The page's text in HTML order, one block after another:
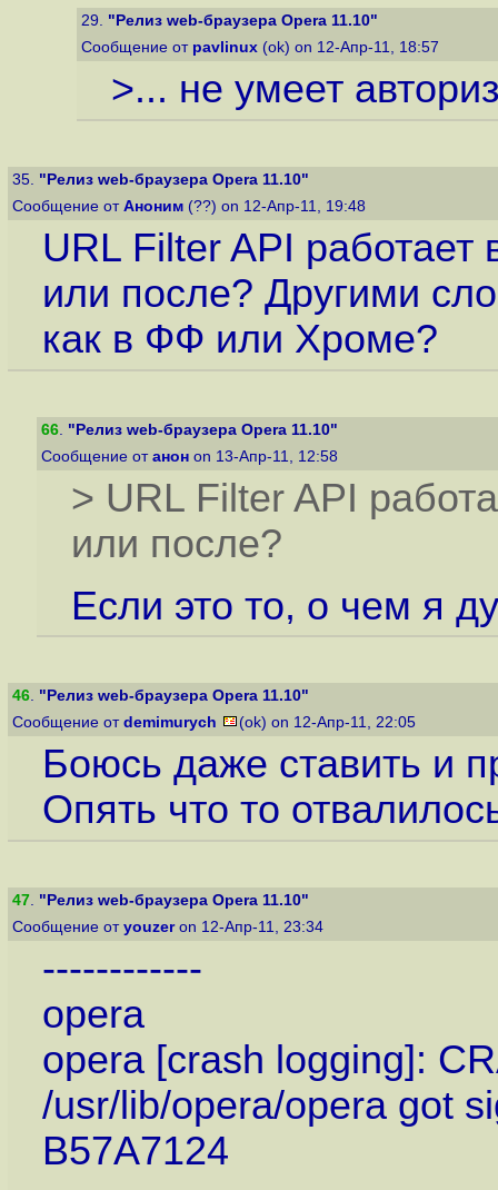
29. "Релиз web-браузера Opera 11.10"
Сообщение от pavlinux (ok) on 12-Апр-11, 18:57
>... не умеет
35. "Релиз web-браузера Opera 11.10"
Сообщение от Аноним (??) on 12-Апр-11, 19:48
URL Filter API работает
или после? Другими
как в ФФ или Хроме?
66. "Релиз web-браузера Opera 11.10"
Сообщение от анон on 13-Апр-11, 12:58
> URL Filter API
или после?
Если это то, о чем я
46. "Релиз web-браузера Opera 11.10"
Сообщение от demimurych (ok) on 12-Апр-11, 22:05
Боюсь даже ставить и
Опять что то
47. "Релиз web-браузера Opera 11.10"
Сообщение от youzeron 12-Апр-11, 23:34
------------
opera
opera [crash logging]:
/usr/lib/opera/opera got
B57A7124